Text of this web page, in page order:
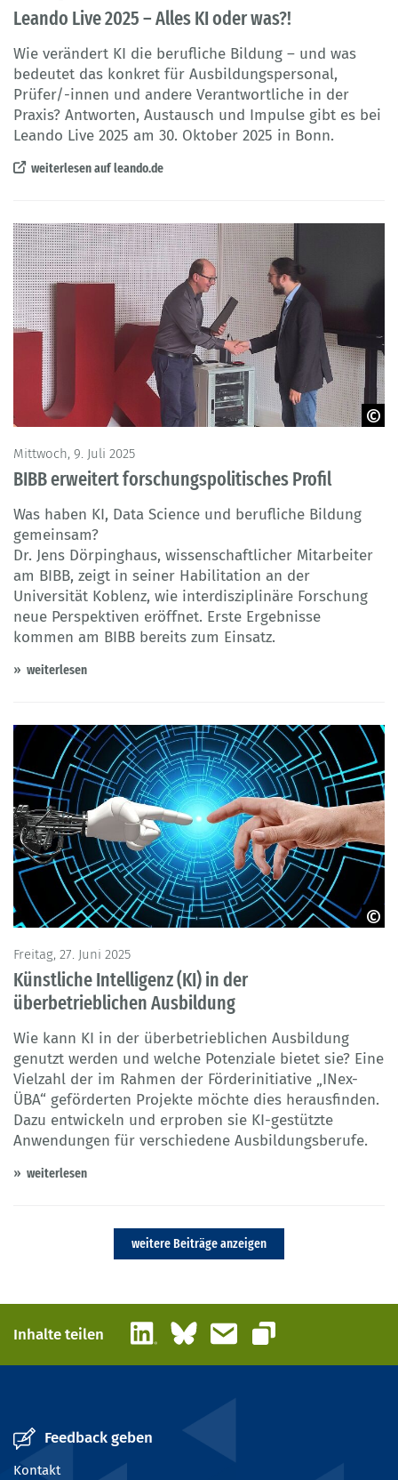
Leando Live 2025 – Alles KI oder was?!
Wie verändert KI die berufliche Bildung – und was
bedeutet das konkret für Ausbildungspersonal,
Prüfer/-innen und andere Verantwortliche in der
Praxis? Antworten, Austausch und Impulse gibt es bei
Leando Live 2025 am 30. Oktober 2025 in Bonn.
weiterlesen auf leando.de
Mittwoch, 9. Juli 2025
BIBB erweitert forschungspolitisches Profil
Was haben KI, Data Science und berufliche Bildung
gemeinsam?
Dr. Jens Dörpinghaus, wissenschaftlicher Mitarbeiter
am BIBB, zeigt in seiner Habilitation an der
Universität Koblenz, wie interdisziplinäre Forschung
neue Perspektiven eröffnet. Erste Ergebnisse
kommen am BIBB bereits zum Einsatz.
weiterlesen
Freitag, 27. Juni 2025
Künstliche Intelligenz (KI) in der
überbetrieblichen Ausbildung
Wie kann KI in der überbetrieblichen Ausbildung
genutzt werden und welche Potenziale bietet sie? Eine
Vielzahl der im Rahmen der Förderinitiative „INex-
ÜBA“ geförderten Projekte möchte dies herausfinden.
Dazu entwickeln und erproben sie KI-gestützte
Anwendungen für verschiedene Ausbildungsberufe.
weiterlesen
weitere Beiträge anzeigen
Inhalte teilen LinkedInBlueskyE-Mail
Link kopieren
Feedback geben
Kontakt